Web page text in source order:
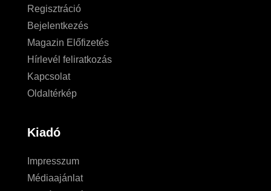
Regisztráció
Bejelentkezés
Magazin Előfizetés
Hírlevél feliratkozás
Kapcsolat
Oldaltérkép
Kiadó
Impresszum
Médiaajánlat